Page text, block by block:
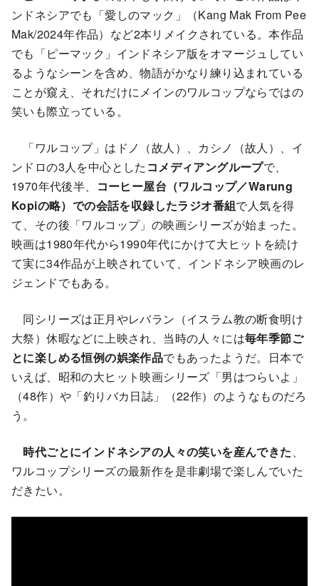
ンドネシアでも「愛しのマック」（Kang Mak From Pee
Mak/2024年作品）など2本リメイクされている。本作品
でも「ピーマック」インドネシア版をオマージュしてい
るようなシーンを含め、物語がかなり練り込まれている
ことが窺え、それだけにメインのワルコップならではの
笑いも際立っている。
「ワルコップ」はドノ（故人）、カシノ（故人）、イ
ンドロの3人を中心とした コメディアングループで、
1970年代後半、
コーヒー屋台（ワルコップ／Warung
Kopiの略）での会話を収録したラジオ番組で人気を得
て、その後「ワルコップ」の映画シリーズが始まった。
映画は1980年代から1990年代にかけて大ヒットを続け
て実に34作品が上映されていて、インドネシア映画のレ
ジェンドでもある。
同シリーズは正月やレバラン（イスラム教の断食明け
大祭）休暇などに上映され、当時の人々には毎年季節ご
とに楽しめる恒例の娯楽作品でもあったようだ。日本で
いえば、昭和の大ヒット映画シリーズ「男はつらいよ」
（48作）や「釣りバカ日誌」（22作）のようなものだろ
う。
時代ごとにインドネシアの人々の笑いを産んできた
ワルコップシリーズの最新作を是非劇場で楽しんでいた
だきたい。